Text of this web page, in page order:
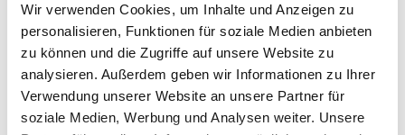
Wir verwenden Cookies, um Inhalte und Anzeigen zu
personalisieren, Funktionen für soziale Medien anbieten
zu können und die Zugriffe auf unsere Website zu
analysieren. Außerdem geben wir Informationen zu Ihrer
Verwendung unserer Website an unsere Partner für
soziale Medien, Werbung und Analysen weiter. Unsere
Recommend
REZENSION VERFASSEN
Produktbeschreibung